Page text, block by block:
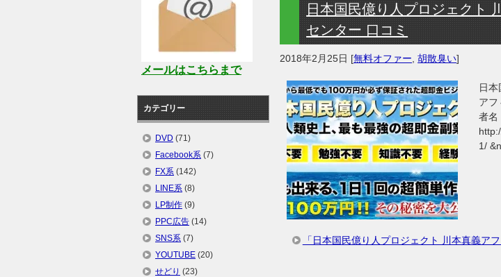
日本国民億り人プロジェクト
センター 口コミ
2018年2月25日 [無料オファー ,胡散臭い]
日
ア
者
1/
「日本国民億り人プロジェクト 川本真義ア
メールはこちらまで
カテゴリー
DVD (71)
Facebook系 (7)
FX系 (142)
LINE系 (8)
LP制作 (9)
PPC広告 (14)
SNS系 (7)
YOUTUBE (20)
せどり (23)